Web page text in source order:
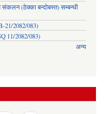
(ठेक्का बन्दोबस्त) सम्बन्धी
21/2082/083)
11/2082/083)
अन्य